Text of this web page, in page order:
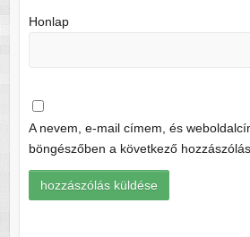
Honlap
A nevem, e-mail címem, és
böngészőben a következő